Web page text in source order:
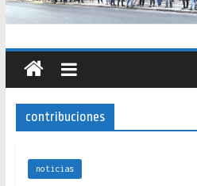
Red de consultorios de la Caja
Santiago : un patrimonio
contribuciones
noticias